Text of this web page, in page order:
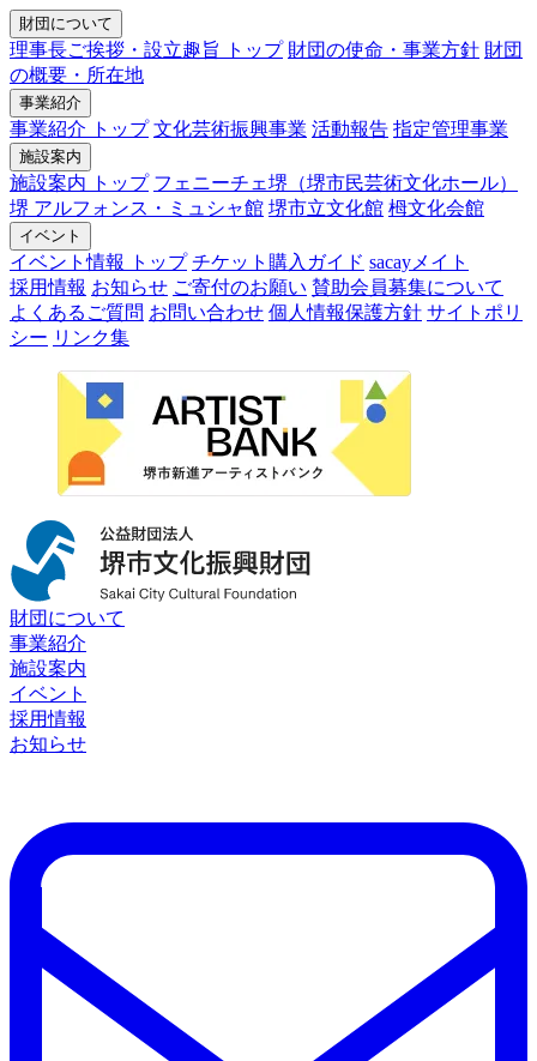
財団について
理事長ご挨拶・設立趣旨 トップ 財団の使命・事業方針 財団
の概要・所在地
事業紹介
事業紹介 トップ 文化芸術振興事業 活動報告 指定管理事業
施設案内
施設案内 トップ フェニーチェ堺（堺市民芸術文化ホール）
堺 アルフォンス・ミュシャ館 堺市立文化館 栂文化会館
イベント
イベント情報 トップ チケット購入ガイド sacayメイト
採用情報 お知らせ ご寄付のお願い 賛助会員募集について
よくあるご質問 お問い合わせ 個人情報保護方針 サイトポリ
シー リンク集
財団について
事業紹介
施設案内
イベント
採用情報
お知らせ